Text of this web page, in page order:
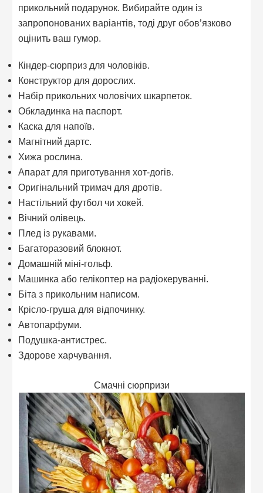
прикольний подарунок. Вибирайте один із
запропонованих варіантів, тоді друг обов’язково
оцінить ваш гумор.
Кіндер-сюрприз для чоловіків.
Конструктор для дорослих.
Набір прикольних чоловічих шкарпеток.
Обкладинка на паспорт.
Каска для напоїв.
Магнітний дартс.
Хижа рослина.
Апарат для приготування хот-догів.
Оригінальний тримач для дротів.
Настільний футбол чи хокей.
Вічний олівець.
Плед із рукавами.
Багаторазовий блокнот.
Домашній міні-гольф.
Машинка або гелікоптер на радіокеруванні.
Біта з прикольним написом.
Крісло-груша для відпочинку.
Автопарфуми.
Подушка-антистрес.
Здорове харчування.
Смачні сюрпризи